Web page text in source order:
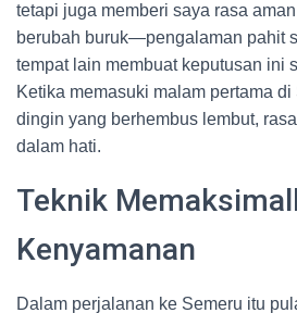
tetapi juga memberi saya rasa
berubah buruk—pengalaman pahit
tempat lain membuat keputusan ini
Ketika memasuki malam pertama
dingin yang berhembus lembut,
dalam hati.
Teknik
Kenyamanan
Dalam perjalanan ke Semeru itu